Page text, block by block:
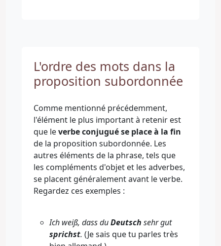
L'ordre des mots dans la
proposition subordonnée
Comme mentionné précédemment,
l'élément le plus important à retenir est
que leverbe conjugué se place à la fin
de la proposition subordonnée. Les
autres éléments de la phrase, tels que
les compléments d'objet et les adverbes,
se placent généralement avant le verbe.
Regardez ces exemples :
Ich weiß, dass duDeutsch sehr gut
sprichst. (Je sais que tu parles très